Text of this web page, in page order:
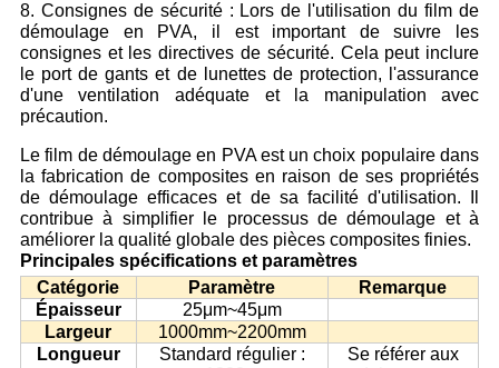
8. Consignes de sécurité : Lors de l'utilisation du film de
démoulage en PVA, il est important de suivre les
consignes et les directives de sécurité. Cela peut inclure
le port de gants et de lunettes de protection, l'assurance
d'une ventilation adéquate et la manipulation avec
précaution.
Le film de démoulage en PVA est un choix populaire dans
la fabrication de composites en raison de ses propriétés
de démoulage efficaces et de sa facilité d'utilisation. Il
contribue à simplifier le processus de démoulage et à
améliorer la qualité globale des pièces composites finies.
Principales spécifications et paramètres
Catégorie
Paramètre
Remarque
Épaisseur
25μm~45μm
Largeur
1000mm~2200mm
Longueur
Standard régulier :
Se référer aux